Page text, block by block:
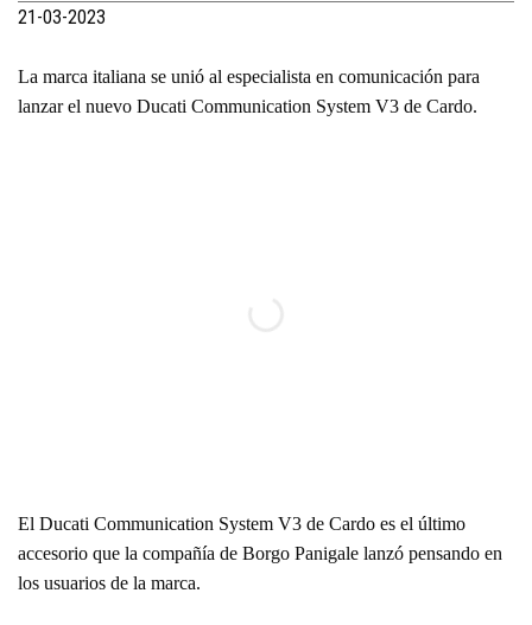
21-03-2023
La marca italiana se unió al especialista en comunicación para
lanzar el nuevo Ducati Communication System V3 de Cardo.
El Ducati Communication System V3 de Cardo es el último
accesorio que la compañía de Borgo Panigale lanzó pensando en
los usuarios de la marca.